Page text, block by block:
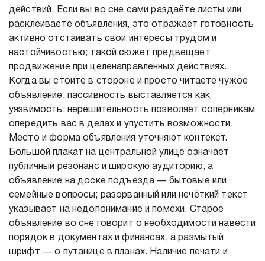
действий. Если вы во сне сами раздаёте листы или
расклеиваете объявления, это отражает готовность
активно отстаивать свои интересы трудом и
настойчивостью; такой сюжет предвещает
продвижение при целенаправленных действиях.
Когда вы стоите в стороне и просто читаете чужое
объявление, пассивность выставляется как
уязвимость: нерешительность позволяет соперникам
опередить вас в делах и упустить возможности.
Место и форма объявления уточняют контекст.
Большой плакат на центральной улице означает
публичный резонанс и широкую аудиторию, а
объявление на доске подъезда — бытовые или
семейные вопросы; разорванный или нечёткий текст
указывает на недопонимание и помехи. Старое
объявление во сне говорит о необходимости навести
порядок в документах и финансах, а размытый
шрифт — о путанице в планах. Наличие печати и